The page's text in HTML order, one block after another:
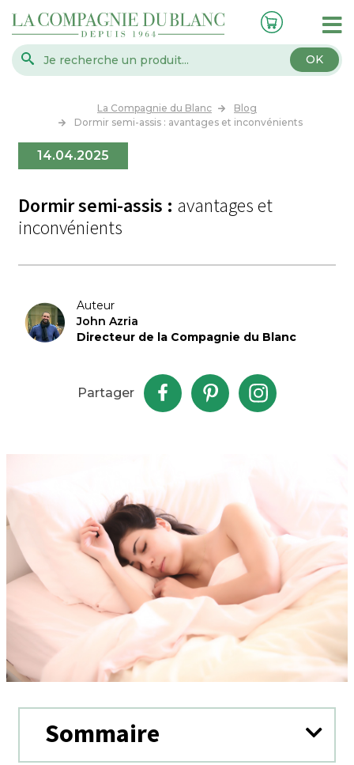
OK
La Compagnie du Blanc
Blog
Dormir semi-assis : avantages et inconvénients
14.04.2025
Dormir semi-assis : avantages et
inconvénients
Auteur
John Azria
Directeur de la Compagnie du Blanc
Partager
Sommaire